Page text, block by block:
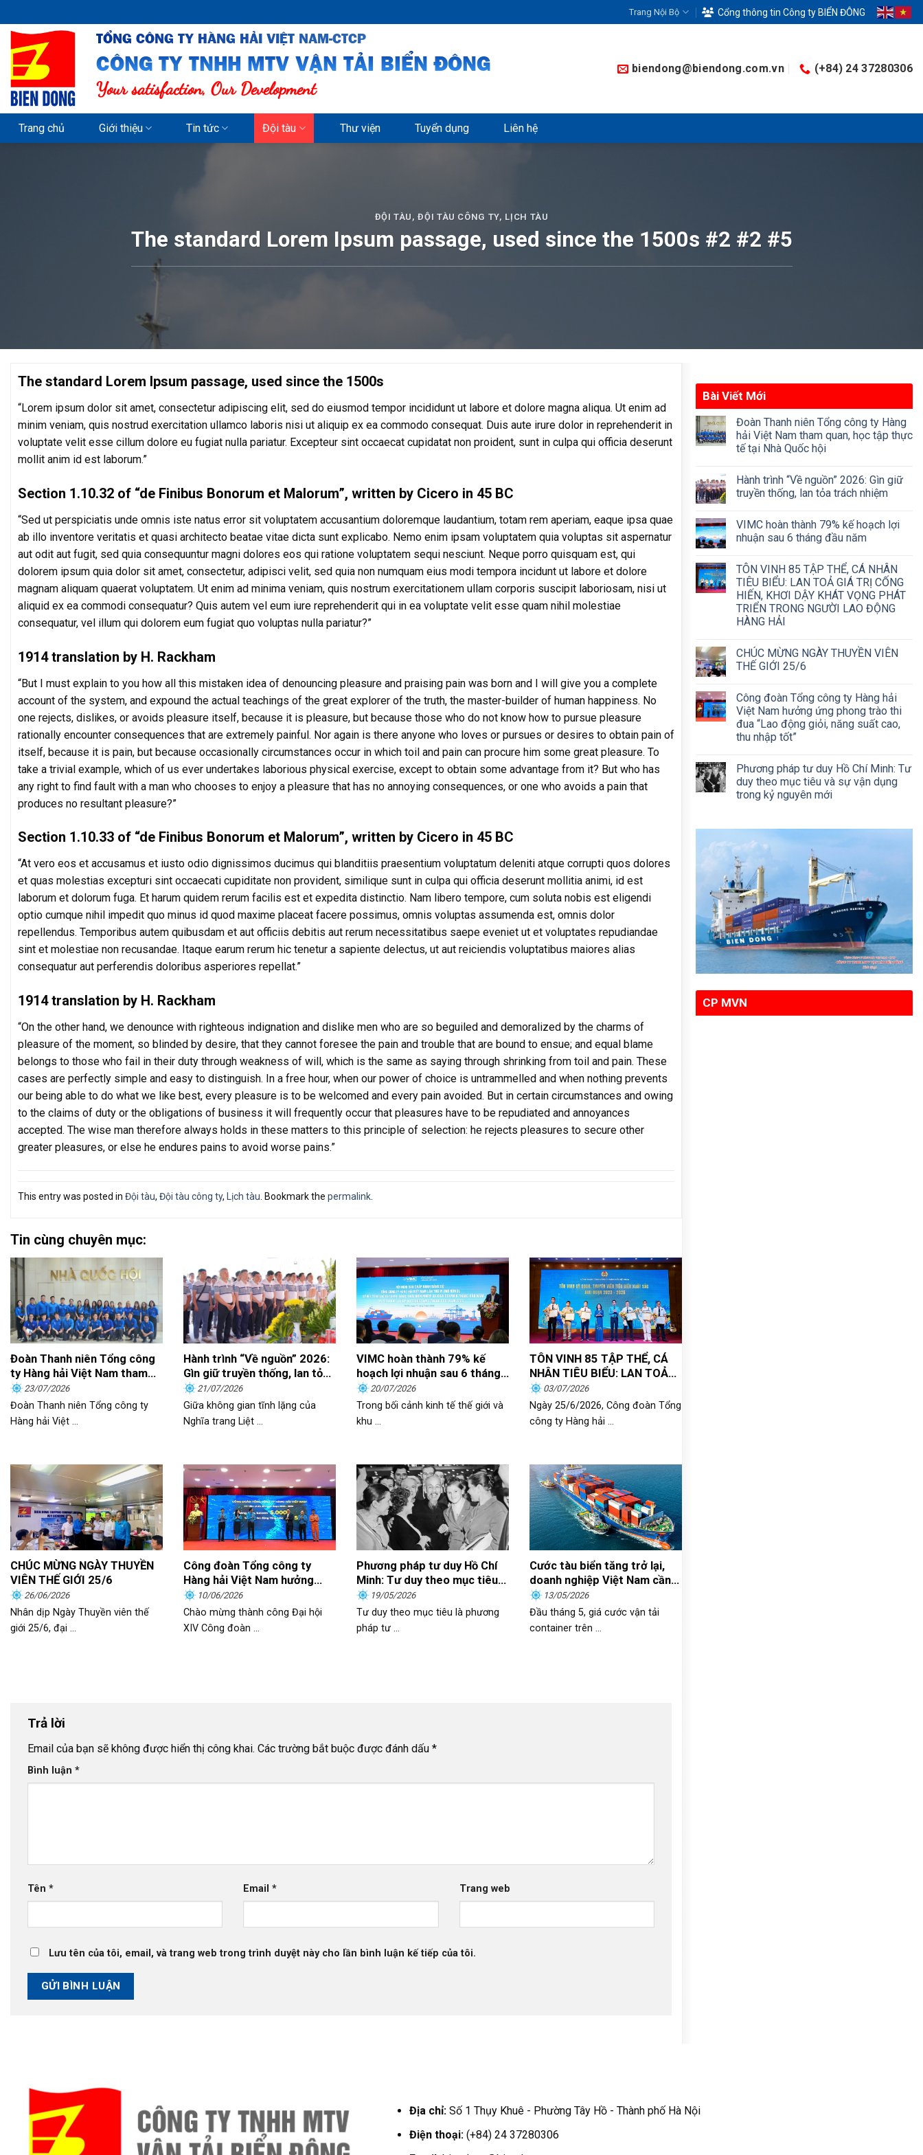
to
content
Trang Nội Bộ Cổng thông tin Công ty BIỂN ĐÔNG
TỔNG CÔNG TY HÀNG HẢI VIỆT NAM-CTCP
CÔNG TY TNHH MTV VẬN TẢI BIỂN ĐÔNG
Your satisfaction, Our Development
biendong@biendong.com.vn (+84) 24 37280306
Trang chủ Giới thiệu Tin tức Đội tàu Thư viện Tuyển dụng Liên hệ
ĐỘI TÀU ,ĐỘI TÀU CÔNG TY, LỊCH TÀU
The standard Lorem Ipsum passage, used since the 1500s #2 #2 #5
The standard Lorem Ipsum passage, used since the 1500s
“Lorem ipsum dolor sit amet, consectetur adipiscing elit, sed do eiusmod tempor incididunt ut labore et dolore magna aliqua. Ut enim ad
minim veniam, quis nostrud exercitation ullamco laboris nisi ut aliquip ex ea commodo consequat. Duis aute irure dolor in reprehenderit in
voluptate velit esse cillum dolore eu fugiat nulla pariatur. Excepteur sint occaecat cupidatat non proident, sunt in culpa qui officia deserunt
mollit anim id est laborum.”
Section 1.10.32 of “de Finibus Bonorum et Malorum”, written by Cicero in 45 BC
“Sed ut perspiciatis unde omnis iste natus error sit voluptatem accusantium doloremque laudantium, totam rem aperiam, eaque ipsa quae
ab illo inventore veritatis et quasi architecto beatae vitae dicta sunt explicabo. Nemo enim ipsam voluptatem quia voluptas sit aspernatur
aut odit aut fugit, sed quia consequuntur magni dolores eos qui ratione voluptatem sequi nesciunt. Neque porro quisquam est, qui
dolorem ipsum quia dolor sit amet, consectetur, adipisci velit, sed quia non numquam eius modi tempora incidunt ut labore et dolore
magnam aliquam quaerat voluptatem. Ut enim ad minima veniam, quis nostrum exercitationem ullam corporis suscipit laboriosam, nisi ut
aliquid ex ea commodi consequatur? Quis autem vel eum iure reprehenderit qui in ea voluptate velit esse quam nihil molestiae
consequatur, vel illum qui dolorem eum fugiat quo voluptas nulla pariatur?”
1914 translation by H. Rackham
“But I must explain to you how all this mistaken idea of denouncing pleasure and praising pain was born and I will give you a complete
account of the system, and expound the actual teachings of the great explorer of the truth, the master-builder of human happiness. No
one rejects, dislikes, or avoids pleasure itself, because it is pleasure, but because those who do not know how to pursue pleasure
rationally encounter consequences that are extremely painful. Nor again is there anyone who loves or pursues or desires to obtain pain of
itself, because it is pain, but because occasionally circumstances occur in which toil and pain can procure him some great pleasure. To
take a trivial example, which of us ever undertakes laborious physical exercise, except to obtain some advantage from it? But who has
any right to find fault with a man who chooses to enjoy a pleasure that has no annoying consequences, or one who avoids a pain that
produces no resultant pleasure?”
Section 1.10.33 of “de Finibus Bonorum et Malorum”, written by Cicero in 45 BC
“At vero eos et accusamus et iusto odio dignissimos ducimus qui blanditiis praesentium voluptatum deleniti atque corrupti quos dolores
et quas molestias excepturi sint occaecati cupiditate non provident, similique sunt in culpa qui officia deserunt mollitia animi, id est
laborum et dolorum fuga. Et harum quidem rerum facilis est et expedita distinctio. Nam libero tempore, cum soluta nobis est eligendi
optio cumque nihil impedit quo minus id quod maxime placeat facere possimus, omnis voluptas assumenda est, omnis dolor
repellendus. Temporibus autem quibusdam et aut officiis debitis aut rerum necessitatibus saepe eveniet ut et voluptates repudiandae
sint et molestiae non recusandae. Itaque earum rerum hic tenetur a sapiente delectus, ut aut reiciendis voluptatibus maiores alias
consequatur aut perferendis doloribus asperiores repellat.”
1914 translation by H. Rackham
“On the other hand, we denounce with righteous indignation and dislike men who are so beguiled and demoralized by the charms of
pleasure of the moment, so blinded by desire, that they cannot foresee the pain and trouble that are bound to ensue; and equal blame
belongs to those who fail in their duty through weakness of will, which is the same as saying through shrinking from toil and pain. These
cases are perfectly simple and easy to distinguish. In a free hour, when our power of choice is untrammelled and when nothing prevents
our being able to do what we like best, every pleasure is to be welcomed and every pain avoided. But in certain circumstances and owing
to the claims of duty or the obligations of business it will frequently occur that pleasures have to be repudiated and annoyances
accepted. The wise man therefore always holds in these matters to this principle of selection: he rejects pleasures to secure other
greater pleasures, or else he endures pains to avoid worse pains.”
This entry was posted in Đội tàu, Đội tàu công ty, Lịch tàu . Bookmark the permalink
Tin cùng chuyên mục:
Đoàn Thanh niên Tổng công
ty Hàng hải Việt Nam tham
quan, học tập thực tế tại Nhà
Quốc hội
23/07/2026
Đoàn Thanh niên Tổng công ty
Hàng hải Việt ...
Hành trình “Về nguồn” 2026:
Gìn giữ truyền thống, lan tỏa
trách nhiệm
21/07/2026
Giữa không gian tĩnh lặng của
Nghĩa trang Liệt ...
VIMC hoàn thành 79% kế
hoạch lợi nhuận sau 6 tháng
đầu năm
20/07/2026
Trong bối cảnh kinh tế thế giới và
khu ...
TÔN VINH 85 TẬP THỂ, CÁ
NHÂN TIÊU BIỂU: LAN TOẢ
GIÁ TRỊ CỐNG HIẾN, KHƠI
DẬY KHÁT VỌNG PHÁT
TRIỂN TRONG NGƯỜI LAO
ĐỘNG HÀNG HẢI
03/07/2026
Ngày 25/6/2026, Công đoàn Tổng
công ty Hàng hải ...
CHÚC MỪNG NGÀY THUYỀN
VIÊN THẾ GIỚI 25/6
26/06/2026
Nhân dịp Ngày Thuyền viên thế
giới 25/6, đại ...
Công đoàn Tổng công ty
Hàng hải Việt Nam hưởng
ứng phong trào thi đua “Lao
động giỏi, năng suất cao, thu
nhập tốt”
10/06/2026
Chào mừng thành công Đại hội
XIV Công đoàn ...
Phương pháp tư duy Hồ Chí
Minh: Tư duy theo mục tiêu
và sự vận dụng trong kỷ
nguyên mới
19/05/2026
Tư duy theo mục tiêu là phương
pháp tư ...
Cước tàu biển tăng trở lại,
doanh nghiệp Việt Nam cần
làm gì?
13/05/2026
Đầu tháng 5, giá cước vận tải
container trên ...
Trả lời
Email của bạn sẽ không được hiển thị công khai. Các trường bắt buộc được đánh dấu *
Bình luận *
Tên * Email* Trang web
Lưu tên của tôi, email, và trang web trong trình duyệt này cho lần bình luận kế tiếp của tôi.
Bài Viết Mới
Đoàn Thanh niên Tổng công ty Hàng
hải Việt Nam tham quan, học tập thực
tế tại Nhà Quốc hội
Hành trình “Về nguồn” 2026: Gìn giữ
truyền thống, lan tỏa trách nhiệm
VIMC hoàn thành 79% kế hoạch lợi
nhuận sau 6 tháng đầu năm
TÔN VINH 85 TẬP THỂ, CÁ NHÂN
TIÊU BIỂU: LAN TOẢ GIÁ TRỊ CỐNG
HIẾN, KHƠI DẬY KHÁT VỌNG PHÁT
TRIỂN TRONG NGƯỜI LAO ĐỘNG
HÀNG HẢI
CHÚC MỪNG NGÀY THUYỀN VIÊN
THẾ GIỚI 25/6
Công đoàn Tổng công ty Hàng hải
Việt Nam hưởng ứng phong trào thi
đua “Lao động giỏi, năng suất cao,
thu nhập tốt”
Phương pháp tư duy Hồ Chí Minh: Tư
duy theo mục tiêu và sự vận dụng
trong kỷ nguyên mới
CP MVN
Địa chỉ:Số 1 Thụy Khuê - Phường Tây Hồ - Thành phố Hà Nội
Điện thoại:(+84) 24 37280306